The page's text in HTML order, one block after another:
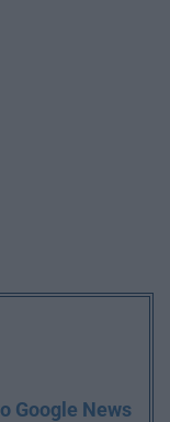
Google News